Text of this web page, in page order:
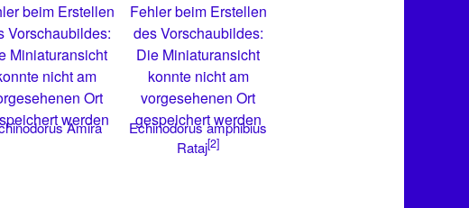
beim Erstellen
Vorschaubildes:
Miniaturansicht
nicht am
Ort
werden
Amira
Fehler beim Erstellen
des Vorschaubildes:
Die Miniaturansicht
konnte nicht am
vorgesehenen Ort
gespeichert werden
Echinodorus amphibius
Rataj[2]